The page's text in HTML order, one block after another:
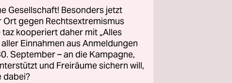
Fahnen
auf die
in Berlin. Die
Gesellschaft! Besonders jetzt
gegen Rechtsextremismus
kooperiert daher mit „Alles
Einnahmen aus Anmeldungen
September – an die Kampagne,
und Freiräume sichern will,
dabei?